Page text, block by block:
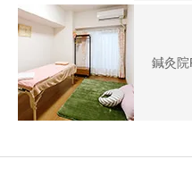
鍼灸